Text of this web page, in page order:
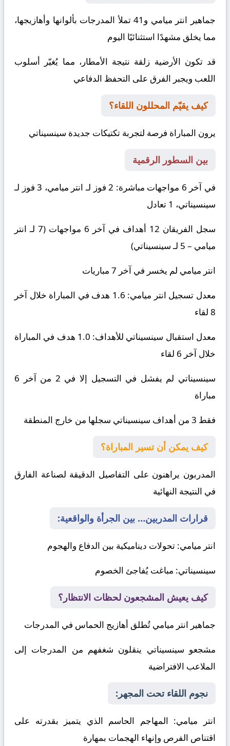
جماهير انتر ميامي و41 تملأ المدرجات بألوانها وأهازيجها،
مما يخلق مشهدًا استثنائيًا اليوم
قد تكون الأرضية زلقة نتيجة الأمطار، مما يُغيّر أسلوب
اللعب ويجبر الفرق على التحفظ الدفاعي
كيف يقيّم المحللون اللقاء؟
يرون المباراة فرصة لتجربة تكتيكات جديدة سينسيناتي
بين السطور الرقمية
في آخر 6 مواجهات مباشرة: 2 فوز لـ انتر ميامي، 3 فوز لـ
سينسيناتي، 1 تعادل
سجل الفريقان 12 أهداف في آخر 6 مواجهات (7 لـ
انتر
ميامي – 5 لـ سينسيناتي)
انتر ميامي لم يخسر في آخر 7 مباريات
معدل تسجيل انتر ميامي
: 1.6 هدف في المباراة خلال آخر
8 لقاء
معدل استقبال سينسيناتي
للأهداف: 1.0 هدف في المباراة
خلال آخر 6 لقاء
سينسيناتي
لم يفشل في التسجيل إلا في 2 من آخر 6
مباراة
فقط 3 من أهداف سينسيناتي سجلها من خارج المنطقة
كيف يمكن أن تسير المباراة؟
المدربون يراهنون على التفاصيل الدقيقة لصناعة الفارق
في النتيجة النهائية
قرارات المدربين… بين الجرأة والواقعية:
انتر ميامي: تحولات ديناميكية بين الدفاع والهجوم
سينسيناتي: مباغت يُفاجئ الخصوم
كيف يعيش المشجعون لحظات الانتظار؟
جماهير انتر ميامي تُطلق أهازيج الحماس في المدرجات
مشجعو سينسيناتي ينقلون شغفهم من المدرجات إلى
الملاعب الافتراضية
نجوم اللقاء تحت المجهر:
انتر ميامي: المهاجم الحاسم الذي يتميز بقدرته على
اقتناص الفرص وإنهاء الهجمات بمهارة